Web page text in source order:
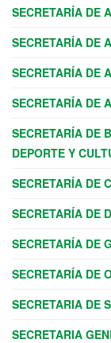
SECRETARÍA DE
SECRETARÍA DE
SECRETARÍA DE
SECRETARÍA DE
SECRETARÍA DE
DEPORTE Y
SECRETARÍA DE
SECRETARÍA DE
SECRETARÍA DE
SECRETARÍA DE
SECRETARIA DE
SECRETARIA